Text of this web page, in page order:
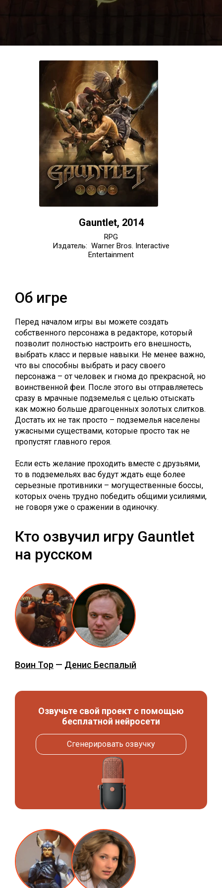
Gauntlet, 2014
RPG
Издатель: Warner Bros. Interactive
Entertainment
Об игре
Перед началом игры вы можете создать
собственного персонажа в редакторе, который
позволит полностью настроить его внешность,
выбрать класс и первые навыки. Не менее важно,
что вы способны выбрать и расу своего
персонажа – от человек и гнома до прекрасной, но
воинственной феи. После этого вы отправляетесь
сразу в мрачные подземелья с целью отыскать
как можно больше драгоценных золотых слитков.
Достать их не так просто – подземелья населены
ужасными существами, которые просто так не
пропустят главного героя.
Если есть желание проходить вместе с друзьями,
то в подземельях вас будут ждать еще более
серьезные противники – могущественные боссы,
которых очень трудно победить общими усилиями,
не говоря уже о сражении в одиночку.
Кто озвучил игру Gauntlet
на русском
Воин Тор — Денис Беспалый
Озвучьте свой проект с помощью
бесплатной нейросети
Сгенерировать озвучку